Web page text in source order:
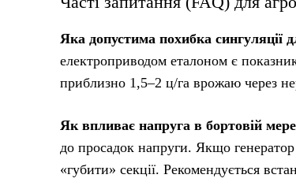
Яка допустима похибка сингуляції
електроприводом еталоном є
приблизно 1,5–2 ц/га врожаю через
Як впливає напруга в бортовій
до просадок напруги. Якщо
«губити» секції. Рекомендується